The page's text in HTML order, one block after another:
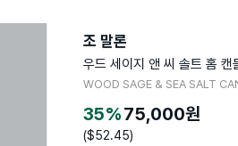
조 말론
우드 세이지 앤 씨 솔트 홈 캔
WOOD SAGE & SEA SALT
35%75,000원
($52.45)